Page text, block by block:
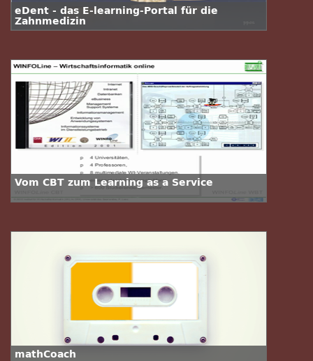
eDent - das E-learning-Portal für die
Zahnmedizin
Vom CBT zum Learning as a Service
mathCoach